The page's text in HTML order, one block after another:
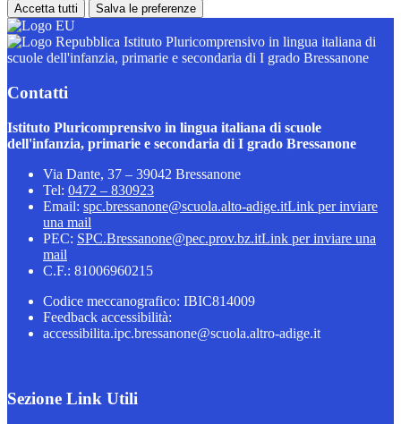
Accetta tutti Salva le preferenze
Istituto Pluricomprensivo in lingua italiana di
scuole dell'infanzia, primarie e secondaria di I grado Bressanone
Contatti
Istituto Pluricomprensivo in lingua italiana di scuole
dell'infanzia, primarie e secondaria di I grado Bressanone
Via Dante, 37 – 39042 Bressanone
Tel: 0472 – 830923
Email: spc.bressanone@scuola.alto-adige.itLink per inviare
una mail
PEC: SPC.Bressanone@pec.prov.bz.itLink per inviare una
mail
C.F.: 81006960215
Codice meccanografico: IBIC814009
Feedback accessibilità:
accessibilita.ipc.bressanone@scuola.altro-adige.it
Sezione Link Utili